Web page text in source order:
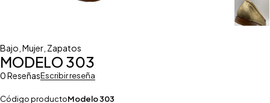
Bajo Mujer Zapatos
MODELO 303
0 ReseñasEscribir reseña
Código productoModelo 303